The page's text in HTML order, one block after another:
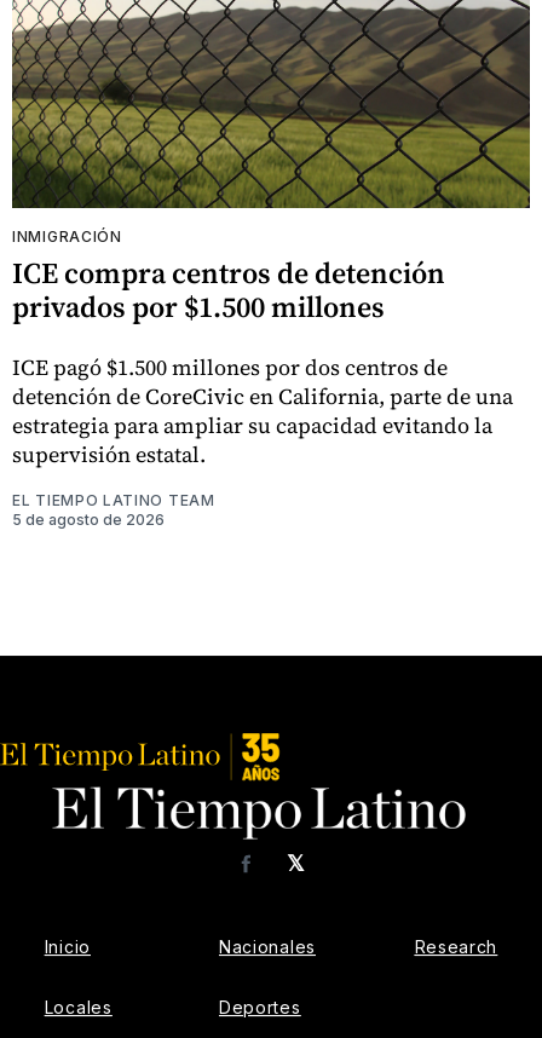
INMIGRACIÓN
ICE compra centros de detención
privados por $1.500 millones
ICE pagó $1.500 millones por dos centros de
detención de CoreCivic en California, parte de una
estrategia para ampliar su capacidad evitando la
supervisión estatal.
EL TIEMPO LATINO TEAM
5 de agosto de 2026
𝕏
Facebook
Inicio
Locales
Nacionales
Deportes
Research